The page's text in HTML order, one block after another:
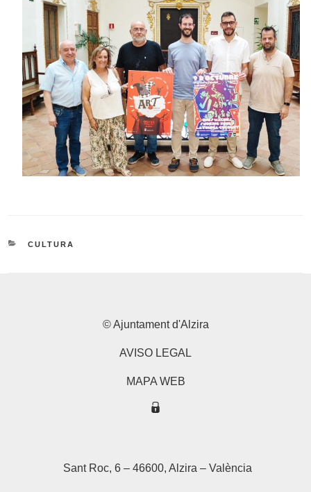
CATEGORIES
CULTURA
© Ajuntament d'Alzira
AVISO LEGAL
MAPA WEB
Sant Roc, 6 – 46600, Alzira – València